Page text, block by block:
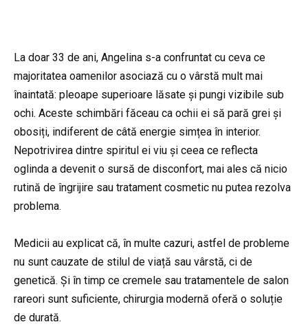
La doar 33 de ani, Angelina s-a confruntat cu ceva ce
majoritatea oamenilor asociază cu o vârstă mult mai
înaintată: pleoape superioare lăsate și pungi vizibile sub
ochi. Aceste schimbări făceau ca ochii ei să pară grei și
obosiți, indiferent de câtă energie simțea în interior.
Nepotrivirea dintre spiritul ei viu și ceea ce reflecta
oglinda a devenit o sursă de disconfort, mai ales că nicio
rutină de îngrijire sau tratament cosmetic nu putea rezolva
problema.
Medicii au explicat că, în multe cazuri, astfel de probleme
nu sunt cauzate de stilul de viață sau vârstă, ci de
genetică. Și în timp ce cremele sau tratamentele de salon
rareori sunt suficiente, chirurgia modernă oferă o soluție
de durată.